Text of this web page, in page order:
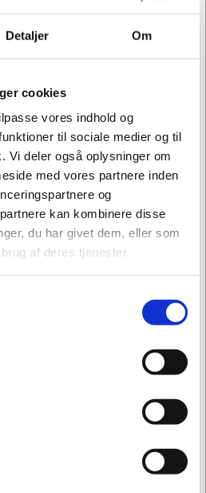
Detaljer Om
cookies
vores indhold og
til sociale medier og til
Vi deler også oplysninger om
med vores partnere inden
og
kan kombinere disse
du har givet dem, eller som
af deres tjenester.
at handle som